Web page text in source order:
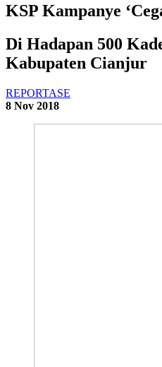
KSP Kampanye
Di Hadapan 500
Kabupaten Cianjur
REPORTASE
8 Nov 2018